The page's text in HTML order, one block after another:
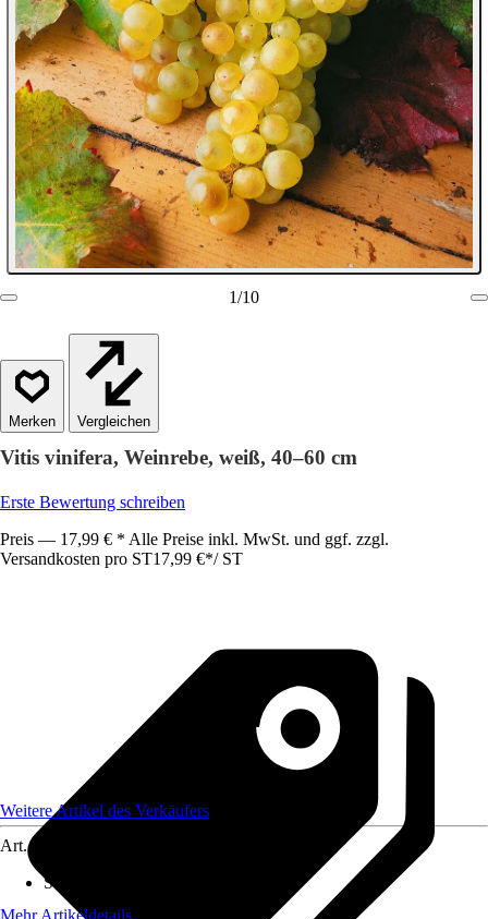
1/10
Vergleichen
Vitis vinifera, Weinrebe, weiß, 40–60 cm
Erste Bewertung schreiben
Preis — 17,99 € * Alle Preise inkl. MwSt. und ggf. zzgl.
Versandkosten pro ST17,99 €*/ ST
Weitere Artikel des Verkäufers
Art.-Nr.
Standort
Mehr Artikeldetails